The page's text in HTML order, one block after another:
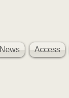
News Access